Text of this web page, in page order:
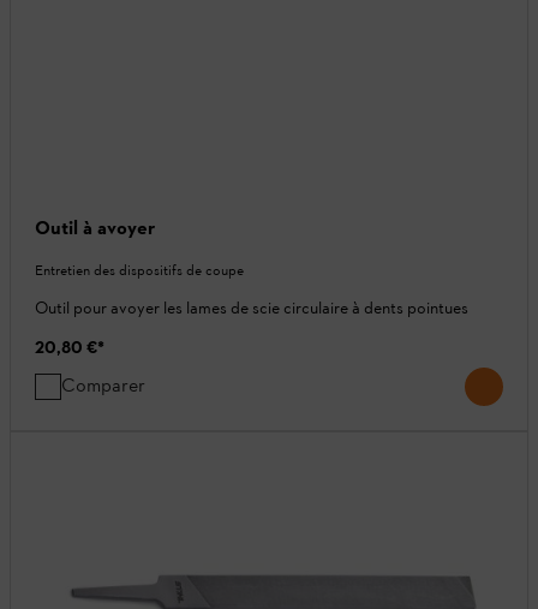
Outil à avoyer
Entretien des dispositifs de coupe
Outil pour avoyer les lames de scie circulaire à dents pointues
20,80 €*
Comparer